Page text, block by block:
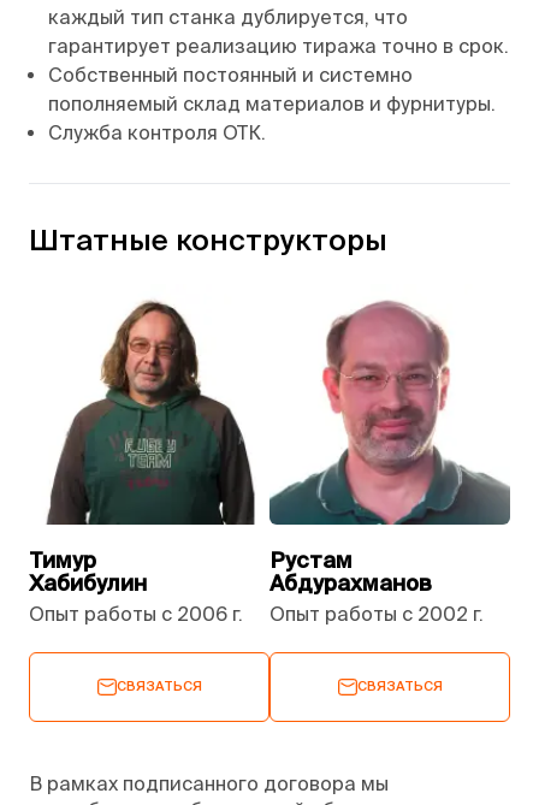
каждый тип станка дублируется, что
гарантирует реализацию тиража точно в срок.
Собственный постоянный и системно
пополняемый склад материалов и фурнитуры.
Служба контроля ОТК.
Штатные конструкторы
Тимур
Хабибулин
Опыт работы с 2006 г.
СВЯЗАТЬСЯ
Рустам
Абдурахманов
Опыт работы с 2002 г.
СВЯЗАТЬСЯ
В рамках подписанного договора мы